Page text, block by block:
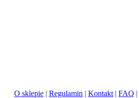
O sklepie | Regulamin | Kontakt | FAQ |